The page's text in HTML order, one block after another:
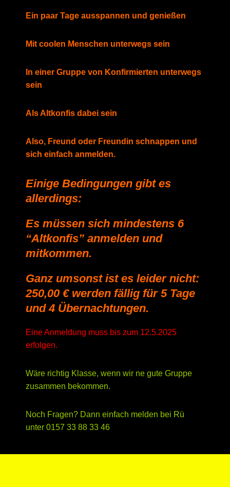
Ein paar Tage ausspannen und genießen
Mit coolen Menschen unterwegs sein
In einer Gruppe von Konfirmierten unterwegs
sein
Als Altkonfis dabei sein
Also, Freund oder Freundin schnappen und
sich einfach anmelden.
Einige Bedingungen gibt es
allerdings:
Es müssen sich mindestens 6
“Altkonfis” anmelden und
mitkommen.
Ganz umsonst ist es leider nicht:
250,00 € werden fällig für 5 Tage
und 4 Übernachtungen.
Eine Anmeldung muss bis zum 12.5.2025
erfolgen.
Wäre richtig Klasse, wenn wir ne gute Gruppe
zusammen bekommen.
Noch Fragen? Dann einfach melden bei Rü
unter 0157 33 88 33 46